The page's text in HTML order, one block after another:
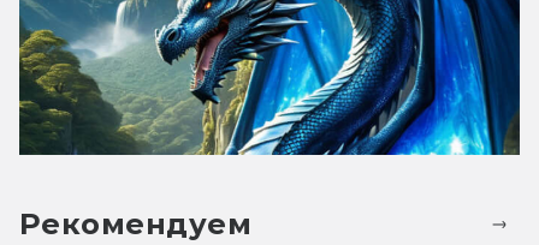
Рекомендуем